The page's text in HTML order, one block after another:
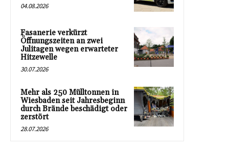
04.08.2026
Fasanerie verkürzt
Öffnungszeiten an zwei
Julitagen wegen erwarteter
Hitzewelle
30.07.2026
Mehr als 250 Mülltonnen in
Wiesbaden seit Jahresbeginn
durch Brände beschädigt oder
zerstört
28.07.2026